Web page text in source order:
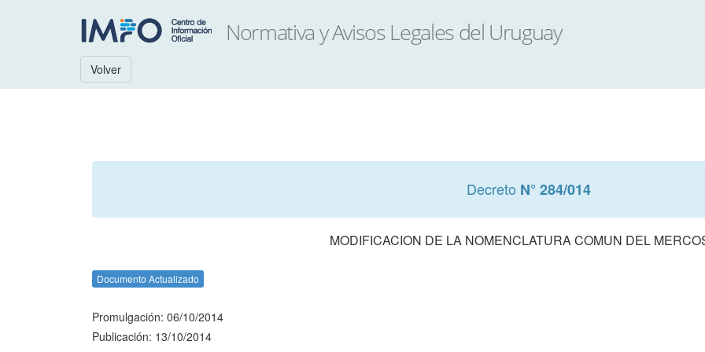
Volver
Decreto N° 284/014
MODIFICACION DE LA NOMENCLATURA COMUN DEL
Documento Actualizado
Promulgación: 06/10/2014
Publicación: 13/10/2014